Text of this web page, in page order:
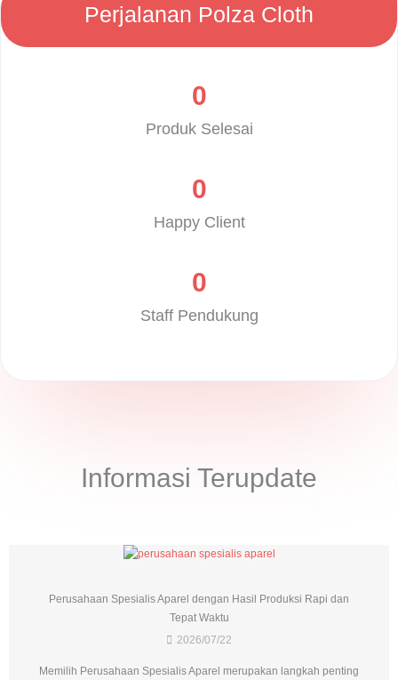
Perjalanan Polza Cloth
Produk Selesai
0
Happy Client
0
Staff Pendukung
0
Informasi Terupdate
Perusahaan Spesialis Aparel dengan Hasil Produksi Rapi dan
Tepat Waktu
2026/07/22
Memilih Perusahaan Spesialis Aparel merupakan langkah penting